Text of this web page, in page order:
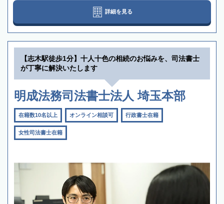
詳細を見る
【志木駅徒歩1分】十人十色の相続のお悩みを、司法書士
が丁寧に解決いたします
明成法務司法書士法人 埼玉本部
在籍数10名以上 オンライン相談可 行政書士在籍
女性司法書士在籍